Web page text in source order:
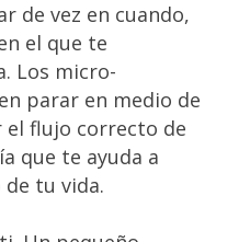
de vez en cuando,
el que te
Los micro-
parar en medio de
flujo correcto de
que te ayuda a
tu vida.